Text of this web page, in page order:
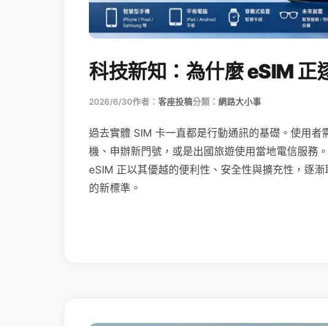
科技新知：為什麼 eSIM 正
2026/6/30作者： 客座投稿分類： 網路大小事
過去實體 SIM 卡一直都是行動通訊的基礎。使用者
機、申辦新門號，或是出國旅遊使用當地電信服務
eSIM 正以其優越的便利性、安全性與擴充性，逐
的新標準。